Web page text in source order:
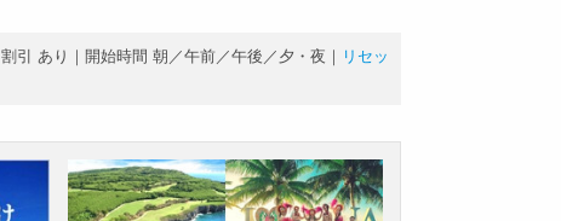
割引 あり ｜開始時間 朝 ／午前／午後 ／ 夕・夜 ｜ リセッ